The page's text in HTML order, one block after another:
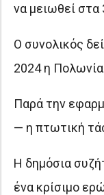
να μειωθεί στα
Ο συνολικός
2024 η
Παρά την
— η πτωτική
Η δημόσια
ένα κρίσιμο